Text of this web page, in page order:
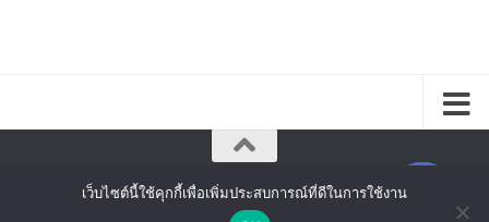
สำนักพิมพ์อินเทรนด์ © 2026. All Rights Reserved.
เว็บไซต์นี้ใช้คุกกี้เพื่อเพิ่มประสบการณ์ที่ดีในการใช้งาน
แชตหาเรา